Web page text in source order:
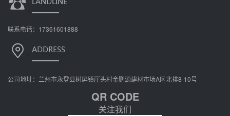
联系电话：17361601888
公司地址：兰州市永登县树屏镇崖头村金鹏源建材市场A区北排8-10号
QR CODE
关注我们